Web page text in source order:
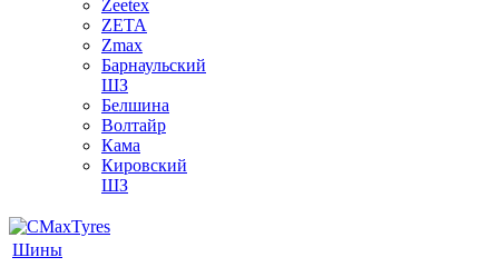
Zeetex
ZETA
Zmax
Барнаульский
ШЗ
Белшина
Волтайр
Кама
Кировский
ШЗ
Шины